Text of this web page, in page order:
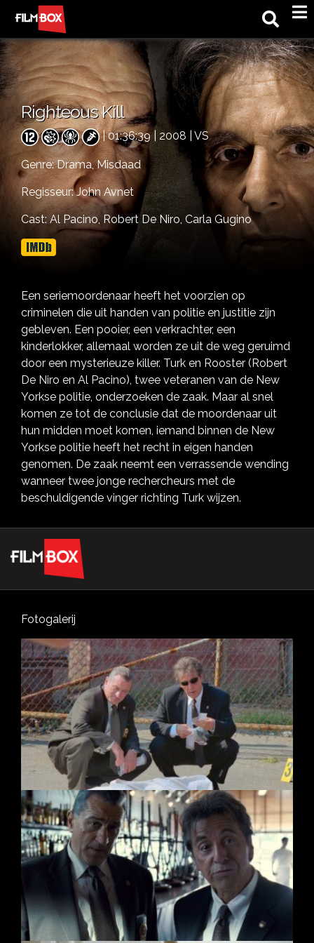
Righteous Kill
| 01:36:39 | 2008 | VS
Genre:Drama,Misdaad
Regisseur: John Avnet
Cast:Al Pacino,Robert De Niro, Carla Gugino
Een seriemoordenaar heeft het voorzien op
criminelen die uit handen van politie en justitie zijn
gebleven. Een pooier, een verkrachter, een
kinderlokker, allemaal worden ze uit de weg geruimd
door een mysterieuze killer. Turk en Rooster (Robert
De Niro en Al Pacino), twee veteranen van de New
Yorkse politie, onderzoeken de zaak. Maar al snel
komen ze tot de conclusie dat de moordenaar uit
hun midden moet komen, iemand binnen de New
Yorkse politie heeft het recht in eigen handen
genomen. De zaak neemt een verrassende wending
wanneer twee jonge rechercheurs met de
beschuldigende vinger richting Turk wijzen.
Fotogalerij